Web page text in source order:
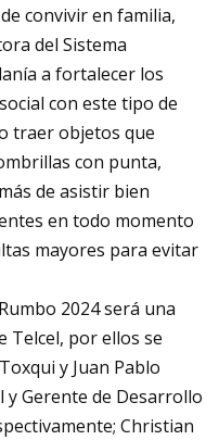
convivir en familia,
del Sistema
a fortalecer los
con este tipo de
traer objetos que
con punta,
de asistir bien
en todo momento
mayores para evitar
2024 será una
Telcel, por ellos se
y Juan Pablo
y Gerente de Desarrollo
Christian